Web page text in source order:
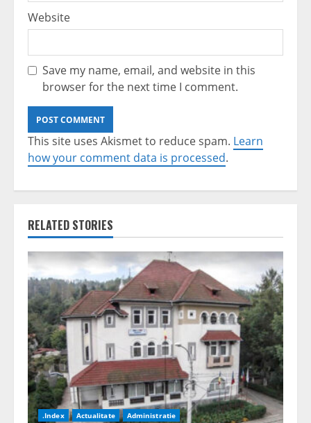
Website
Save my name, email, and website in this
browser for the next time I comment.
This site uses Akismet to reduce spam. Learn
how your comment data is processed.
RELATED STORIES
.Index Actualitate Administratie